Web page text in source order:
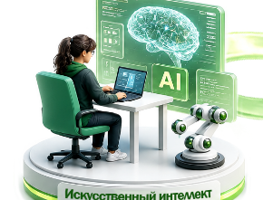
Будущие специалисты по искусственному
интеллекту изучили практики применения
генеративных ИИ-моделей для решения
реальных задач банковского сектора
Студенты приобрели новые компетенции
в области внедрения интеллектуальных
систем в финансовые процессы